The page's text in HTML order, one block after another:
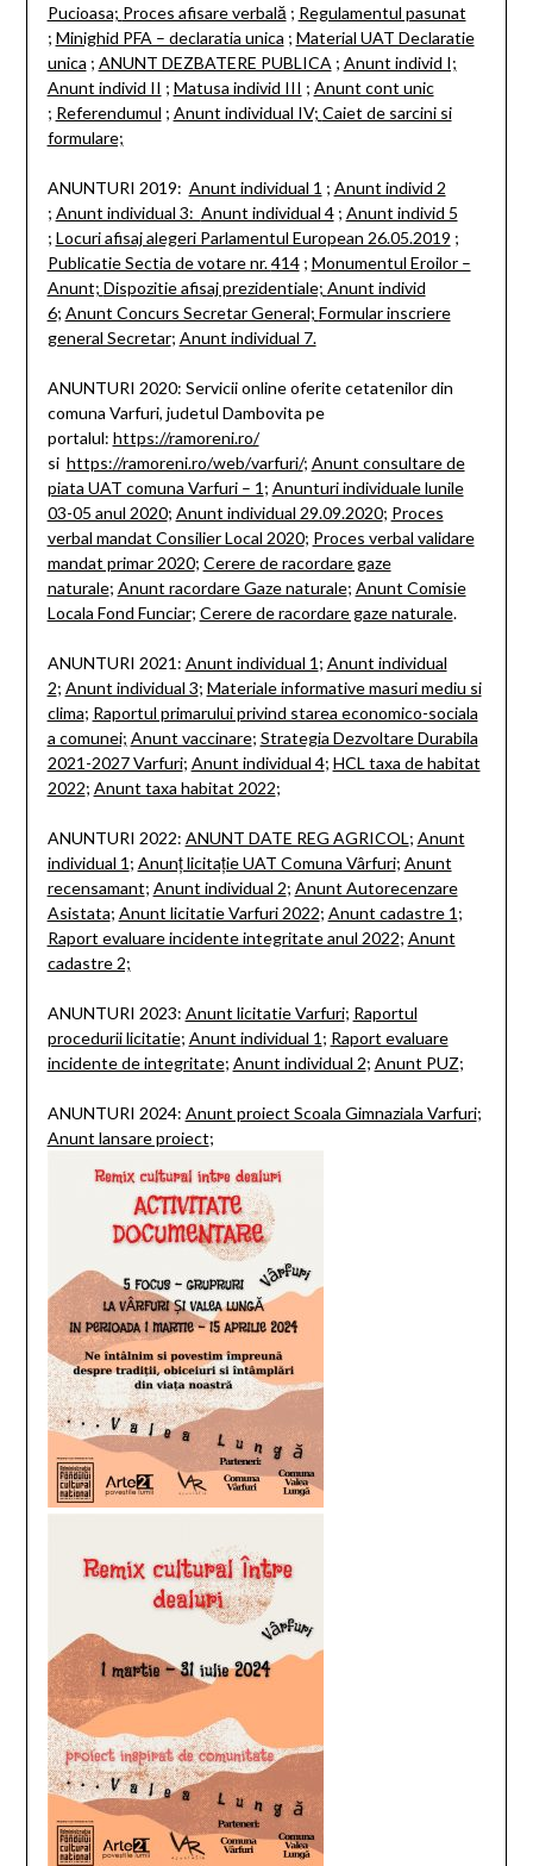
Pucioasa; Proces afisare verbală ; Regulamentul pasunat
; Minighid PFA – declaratia unica ; Material UAT Declaratie
unica ; ANUNT DEZBATERE PUBLICA ; Anunt individ I;
Anunt individ II ; Matusa individ III ; Anunt cont unic
; Referendumul ; Anunt individual IV; Caiet de sarcini si
formulare;
ANUNTURI 2019: Anunt individual 1 ; Anunt individ 2
; Anunt individual 3: Anunt individual 4; Anunt individ 5
; Locuri afisaj alegeri Parlamentul European 26.05.2019 ;
Publicatie Sectia de votare nr.414; Monumentul Eroilor –
Anunt; Dispozitie afisaj prezidentiale; Anunt individ
6; Anunt Concurs Secretar General; Formular inscriere
general Secretar; Anunt individual 7.
ANUNTURI 2020: Servicii online oferite cetatenilor din
comuna Varfuri, judetul Dambovita pe
portalul: https://ramoreni.ro/
si https://ramoreni.ro/web/varfuri/; Anunt consultare de
piata UAT comuna Varfuri – 1 ; Anunturi individuale lunile
03-05 anul 2020; Anunt individual 29.09.2020; Proces
verbal mandat Consilier Local 2020; Proces verbal validare
mandat primar 2020; Cerere de racordare gaze
naturale; Anunt racordare Gaze naturale; Anunt Comisie
Locala Fond Funciar; Cerere de racordare gaze naturale.
ANUNTURI 2021: Anunt individual 1 ; Anunt individual
2; Anunt individual 3; Materiale informative masuri mediu si
clima; Raportul primarului privind starea economico-sociala
a comunei; Anunt vaccinare; Strategia Dezvoltare Durabila
2021-2027 Varfuri; Anunt individual 4; HCL taxa de habitat
2022; Anunt taxa habitat 2022;
ANUNTURI 2022: ANUNT DATE REG AGRICOL; Anunt
individual 1 ; Anunț licitație UAT Comuna Vârfuri; Anunt
recensamant; Anunt individual 2; Anunt Autorecenzare
Asistata; Anunt licitatie Varfuri 2022; Anunt cadastre 1 ;
Raport evaluare incidente integritate anul 2022; Anunt
cadastre 2;
ANUNTURI 2023: Anunt licitatie Varfuri; Raportul
procedurii licitatie; Anunt individual 1 ; Raport evaluare
incidente de integritate; Anunt individual 2; Anunt PUZ;
ANUNTURI 2024: Anunt proiect Scoala Gimnaziala Varfuri;
Anunt lansare proiect;